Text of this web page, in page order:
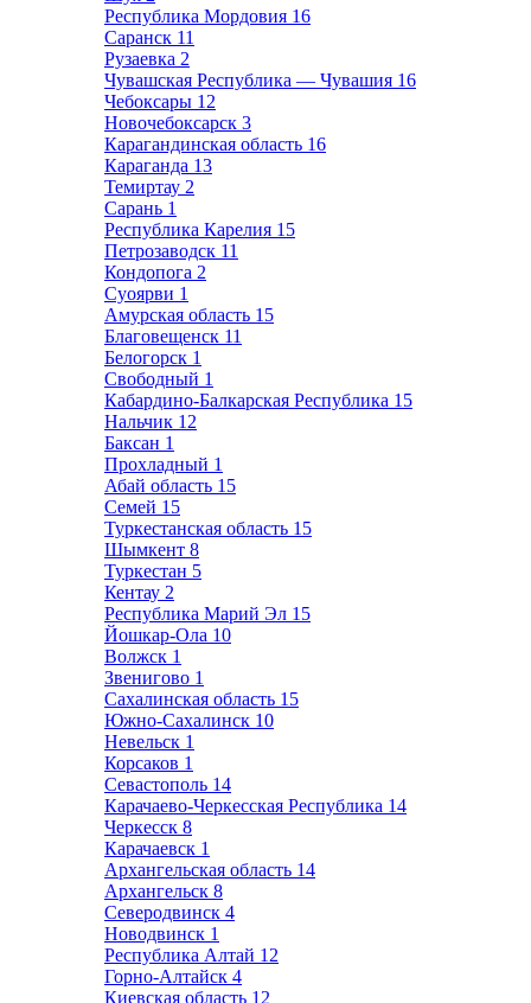
Республика Мордовия 16
Саранск 11
Рузаевка 2
Чувашская Республика — Чувашия 16
Чебоксары 12
Новочебоксарск 3
Карагандинская область 16
Караганда 13
Темиртау 2
Сарань 1
Республика Карелия 15
Петрозаводск 11
Кондопога 2
Суоярви 1
Амурская область 15
Благовещенск 11
Белогорск 1
Свободный 1
Кабардино-Балкарская Республика 15
Нальчик 12
Баксан 1
Прохладный 1
Абай область 15
Семей 15
Туркестанская область 15
Шымкент 8
Туркестан 5
Кентау 2
Республика Марий Эл 15
Йошкар-Ола 10
Волжск 1
Звенигово 1
Сахалинская область 15
Южно-Сахалинск 10
Невельск 1
Корсаков 1
Севастополь 14
Карачаево-Черкесская Республика 14
Черкесск 8
Карачаевск 1
Архангельская область 14
Архангельск 8
Северодвинск 4
Новодвинск 1
Республика Алтай 12
Горно-Алтайск 4
Киевская область 12